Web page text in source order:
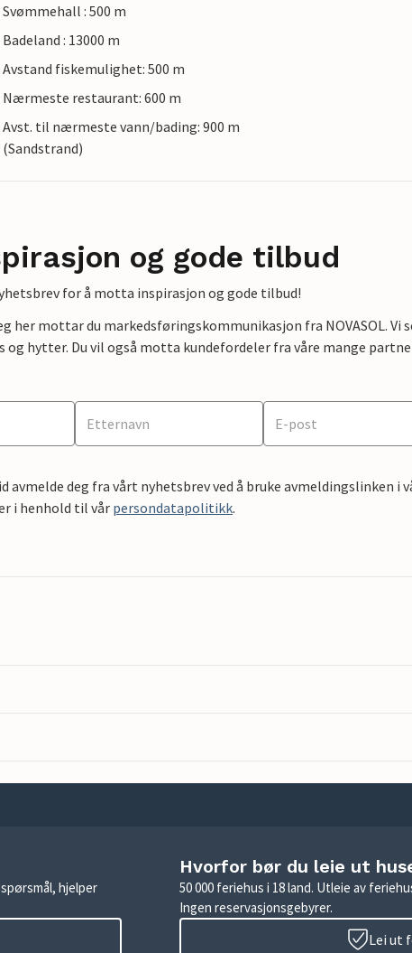
Svømmehall : 500 m
Badeland : 13000 m
Avstand fiskemulighet: 500 m
Nærmeste restaurant: 600 m
Avst. til nærmeste vann/bading: 900 m
(Sandstrand)
og gode tilbud
for å motta inspirasjon og gode tilbud!
her mottar du markedsføringskommunikasjon fra NOVASOL. Vi
og hytter. Du vil også motta kundefordeler fra våre mange
avmelde deg fra vårt nyhetsbrev ved å bruke avmeldingslinken i
i henhold til vår persondatapolitikk.
hjelper
Hvorfor bør du leie ut
50 000 feriehus i 18 land. Utleie av
Ingen reservasjonsgebyrer.
Lei ut